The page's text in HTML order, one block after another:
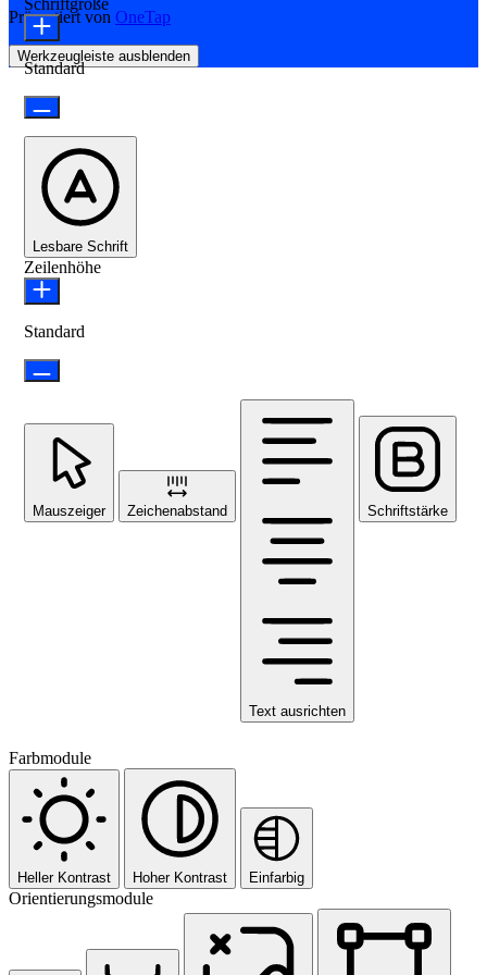
Präsentiert von OneTap
Werkzeugleiste ausblenden
Standard
Lesbare Schrift
Zeilenhöhe
Standard
Mauszeiger Zeichenabstand
Text ausrichten
Schriftstärke
Farbmodule
Heller Kontrast Hoher Kontrast Einfarbig
Orientierungsmodule